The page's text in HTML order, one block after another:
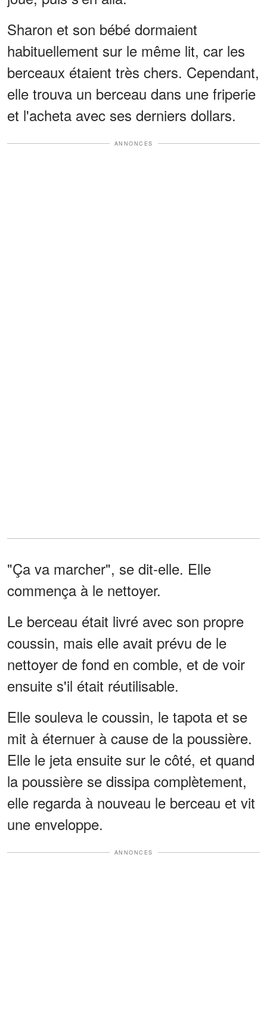
Sharon et son bébé dormaient
habituellement sur le même lit, car les
berceaux étaient très chers. Cependant,
elle trouva un berceau dans une friperie
et l'acheta avec ses derniers dollars.
ANNONCES
"Ça va marcher", se dit-elle. Elle
commença à le nettoyer.
Le berceau était livré avec son propre
coussin, mais elle avait prévu de le
nettoyer de fond en comble, et de voir
ensuite s'il était réutilisable.
Elle souleva le coussin, le tapota et se
mit à éternuer à cause de la poussière.
Elle le jeta ensuite sur le côté, et quand
la poussière se dissipa complètement,
elle regarda à nouveau le berceau et vit
une enveloppe.
ANNONCES